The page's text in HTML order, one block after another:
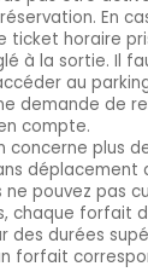
En
ticket horaire
à la sortie. Il
au
demande de
compte.
concerne plus
déplacement
ne pouvez pas
chaque forfait
des durées
forfait